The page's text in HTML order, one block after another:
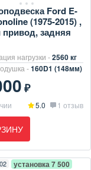
Ford E-
(1975-2015) ,
привод, задняя
нагрузки -2560 кг
-160D1 (148мм)
₽
5.0 1 отзыв
установка 7 500